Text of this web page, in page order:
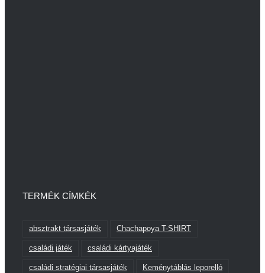
TERMÉK CÍMKÉK
absztrakt társasjáték Chachapoya T-SHIRT
családi játék családi kártyajáték
családi stratégiai társasjáték Keménytáblás leporelló